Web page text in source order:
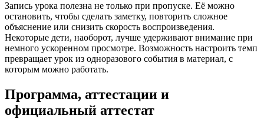
Запись урока полезна не только при пропуске. Её можно
остановить, чтобы сделать заметку, повторить сложное
объяснение или снизить скорость воспроизведения.
Некоторые дети, наоборот, лучше удерживают внимание при
немного ускоренном просмотре. Возможность настроить темп
превращает урок из одноразового события в материал, с
которым можно работать.
Программа, аттестации и
официальный аттестат